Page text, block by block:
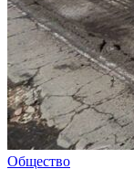
Общество